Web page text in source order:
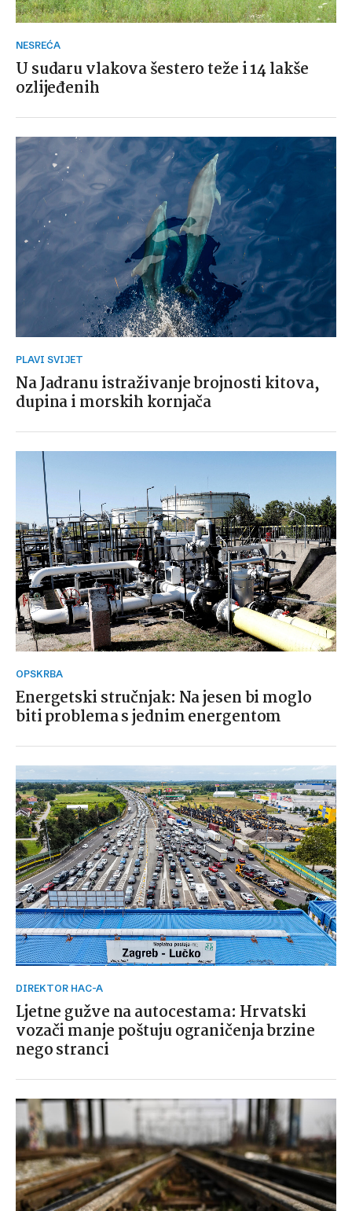
NESREĆA
U sudaru vlakova šestero teže i 14 lakše
ozlijeđenih
PLAVI SVIJET
Na Jadranu istraživanje brojnosti kitova,
dupina i morskih kornjača
OPSKRBA
Energetski stručnjak: Na jesen bi moglo
biti problema s jednim energentom
DIREKTOR HAC-A
Ljetne gužve na autocestama: Hrvatski
vozači manje poštuju ograničenja brzine
nego stranci